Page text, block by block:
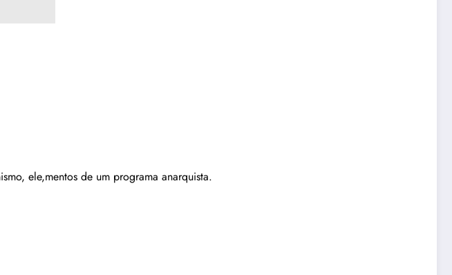
ele,mentos de um programa anarquista.